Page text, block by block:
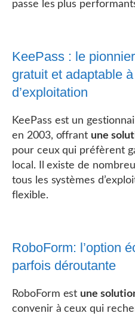
passe les plus
KeePass : le
gratuit et adaptable
d’exploitation
KeePass est un
en 2003, offrant une
pour ceux qui préfèrent
local. Il existe de
tous les systèmes
flexible.
RoboForm: l’option
parfois déroutante
RoboForm est une
convenir à ceux qui